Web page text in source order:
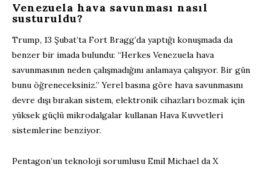
Venezuela hava savunması nasıl
susturuldu?
Trump, 13 Şubat’ta Fort Bragg’da yaptığı konuşmada da
benzer bir imada bulundu: “Herkes Venezuela hava
savunmasının neden çalışmadığını anlamaya çalışıyor. Bir gün
bunu öğreneceksiniz.” Yerel basına göre hava savunmasını
devre dışı bırakan sistem, elektronik cihazları bozmak için
yüksek güçlü mikrodalgalar kullanan Hava Kuvvetleri
sistemlerine benziyor.
Pentagon’un teknoloji sorumlusu Emil Michael da X